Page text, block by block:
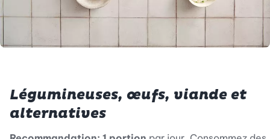
Légumineuses, œufs, viande et
alternatives